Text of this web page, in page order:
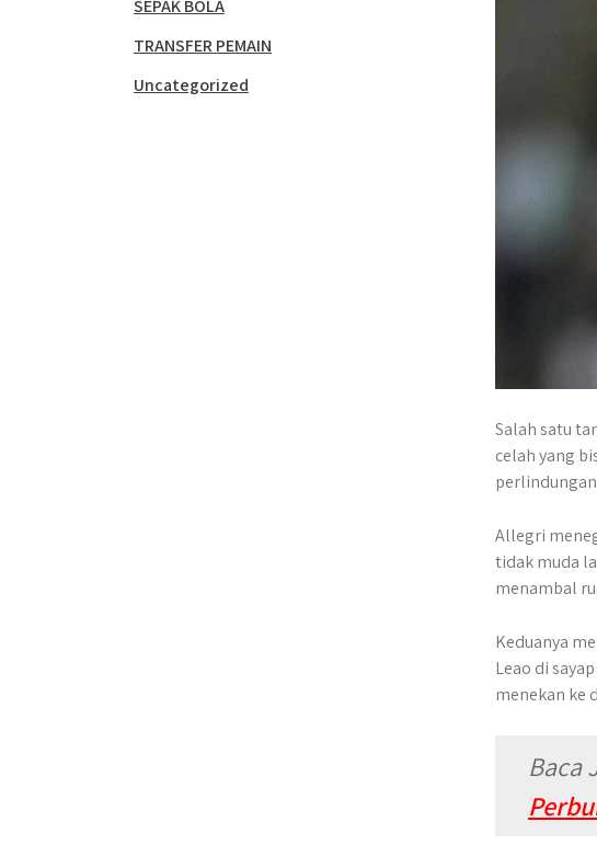
Salah satu
celah yang
Allegri
tidak muda
menambal
Keduanya
Leao di
menekan ke
Baca
SEPAK BOLA
TRANSFER PEMAIN
Uncategorized